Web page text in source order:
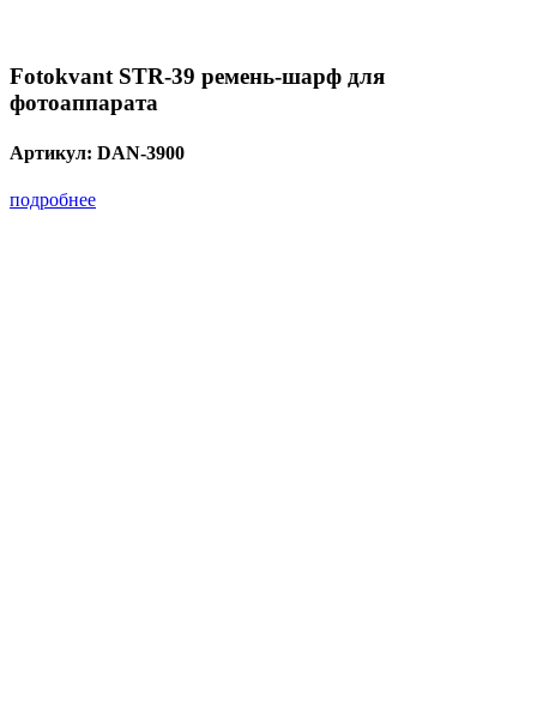
Fotokvant STR-39 ремень-шарф для
фотоаппарата
Артикул: DAN-3900
подробнее